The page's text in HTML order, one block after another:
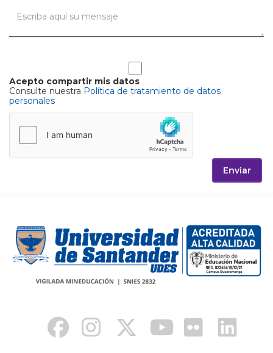
Acepto compartir mis datos
Consulte nuestra Política de tratamiento de datos
personales
Enviar